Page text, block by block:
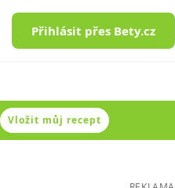
Přihlásit přes Bety.cz
Vložit můj recept